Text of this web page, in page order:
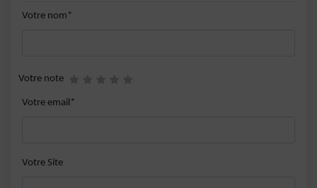
Votre nom*
Votre note
Votre email*
Votre Site